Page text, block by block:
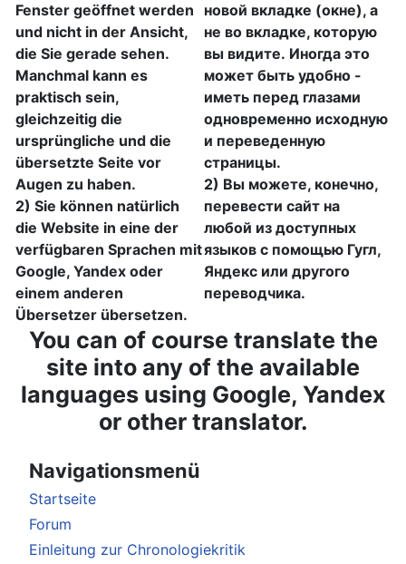
Fenster geöffnet werden
und nicht in der Ansicht,
die Sie gerade sehen.
Manchmal kann es
praktisch sein,
gleichzeitig die
ursprüngliche und die
übersetzte Seite vor
Augen zu haben.
2) Sie können natürlich
die Website in eine der
verfügbaren Sprachen mit
Google, Yandex oder
einem anderen
Übersetzer übersetzen.
новой вкладке (окне), а
не во вкладке, которую
вы видите. Иногда это
может быть удобно -
иметь перед глазами
одновременно исходную
и переведенную
страницы.
2) Вы можете, конечно,
перевести сайт на
любой из доступных
языков с помощью Гугл,
Яндекс или другого
переводчика.
You can of course translate the
site into any of the available
languages using Google, Yandex
or other translator.
Navigationsmenü
Startseite
Forum
Einleitung zur Chronologiekritik